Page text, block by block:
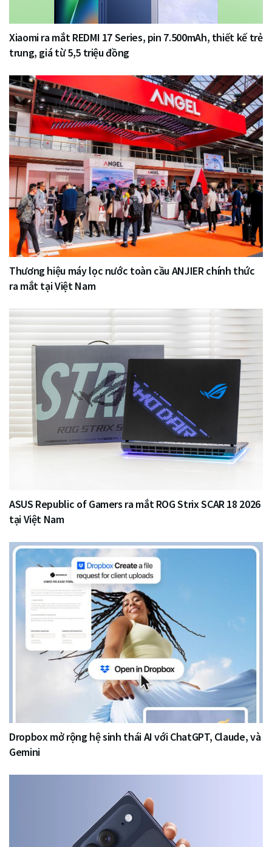
Xiaomi ra mắt REDMI 17 Series, pin 7.500mAh, thiết kế trẻ
trung, giá từ 5,5 triệu đồng
Thương hiệu máy lọc nước toàn cầu ANJIER chính thức
ra mắt tại Việt Nam
ASUS Republic of Gamers ra mắt ROG Strix SCAR 18 2026
tại Việt Nam
Dropbox mở rộng hệ sinh thái AI với ChatGPT, Claude, và
Gemini